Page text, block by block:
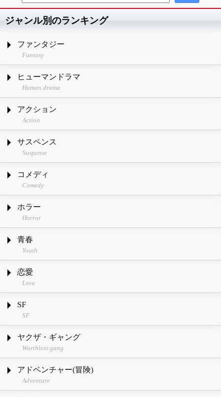
ジャンル別のランキング
ファンタジー
Fantasy
ヒューマンドラマ
Human drama
アクション
Action
サスペンス
Suspense
コメディ
Comedy
ホラー
Horror
青春
Youth
恋愛
Love
SF
SF
ヤクザ・ギャング
Worthless gang
アドベンチャー(冒険)
Adventure